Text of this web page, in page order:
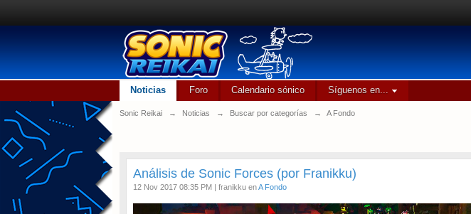
Noticias Foro Calendario sónico Síguenos en...
Sonic Reikai → Noticias → Buscar por categorías → A Fondo
Análisis de Sonic Forces (por Franikku)
12 Nov 2017 08:35 PM | franikku enA Fondo